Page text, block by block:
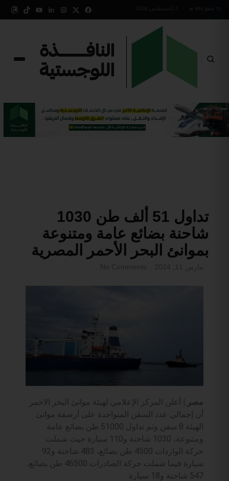
٢٤ صفر ١٤٤٨ هـ 7 أغسطس 2026
تداول 51 ألف طن 1030
شاحنة بضائع عامة ومتنوعة
بموانئ البحر الأحمر المصرية
مصر |
أعلن المركز الإعلامي لهيئة موانئ البحر الاحمر
أن إجمالي عدد السفن المتواجدة على أرصفة موانئ
الهيئة 8 سفن وتم تداول 51000 طن بضائع عامة
ومتنوعة، 1030 شاحنة و110 سيارة حيث شملت
حركة الواردات 4500 طن بضائع، 483 شاحنة و92
سيارة فيما شملت حركة الصادرات 46500 طن بضائع،
547 شاحنة و18 سيارة.